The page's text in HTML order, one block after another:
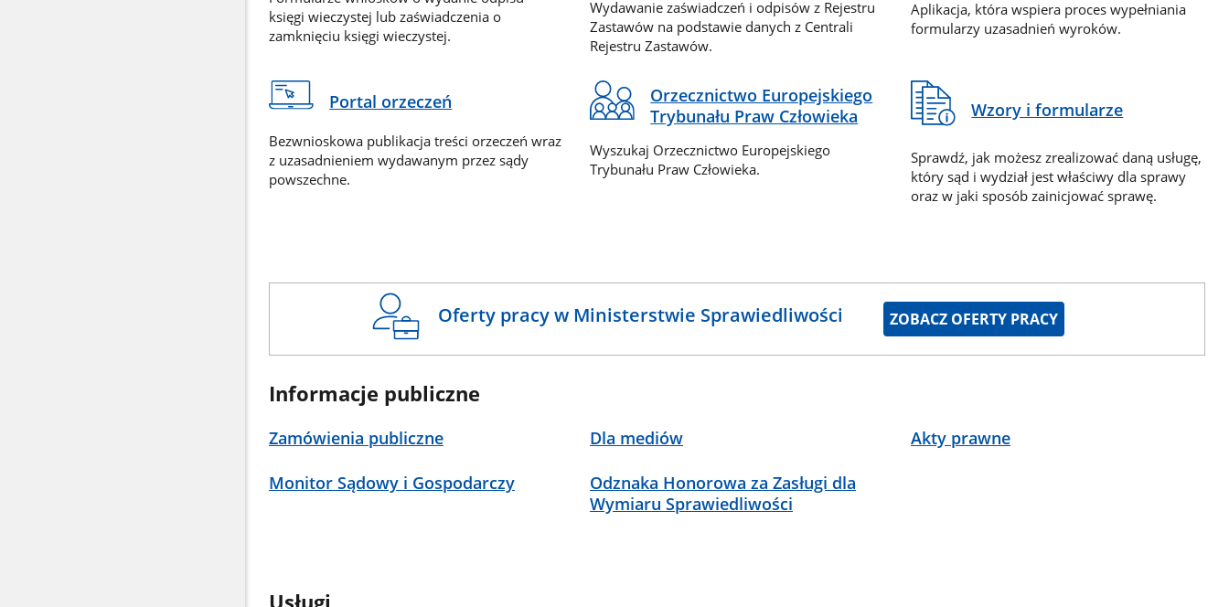
księgi wieczystej lub zaświadczenia o
zamknięciu księgi wieczystej.
Wydawanie zaświadczeń i odpisów z Rejestru
Zastawów na podstawie danych z Centrali
Rejestru Zastawów.
Aplikacja, która wspiera proces wypełniania
formularzy uzasadnień wyroków.
Portal orzeczeń
Bezwnioskowa publikacja treści orzeczeń wraz
z uzasadnieniem wydawanym przez sądy
powszechne.
Orzecznictwo Europejskiego
Trybunału Praw Człowieka
Wyszukaj Orzecznictwo Europejskiego
Trybunału Praw Człowieka.
Wzory i formularze
Sprawdź, jak możesz zrealizować daną usługę,
który sąd i wydział jest właściwy dla sprawy
oraz w jaki sposób zainicjować sprawę.
Oferty pracy w Ministerstwie Sprawiedliwości ZOBACZ OFERTY PRACY
Informacje publiczne
Zamówienia publiczne Dla mediów Akty prawne
Monitor Sądowy i Gospodarczy
Odznaka Honorowa za Zasługi dla
Wymiaru Sprawiedliwości